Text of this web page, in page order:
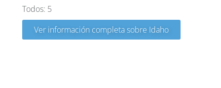
Todos: 5
Ver información completa sobre Idaho